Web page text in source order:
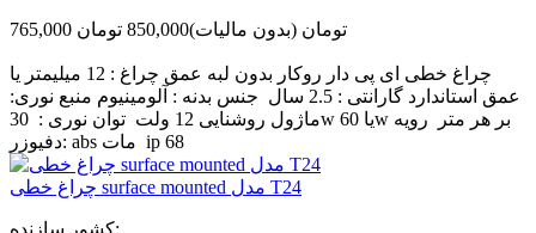
765,000 تومان (بدون مالیات)850,000 تومان
چراغ خطی ای پی دار روکار بدون لبه عمق چراغ : 12 میلیمتر یا
عمق استاندارد گارانتی : 2.5 سال جنس بدنه : آلومینیوم منبع نوری:
ماژول روشنایی 12 ولت توان نوری : 30w یا 60w بر هر متر رویه
دفیوزر: abs مات ip 68
چراغ خطی surface mounted مدل T24